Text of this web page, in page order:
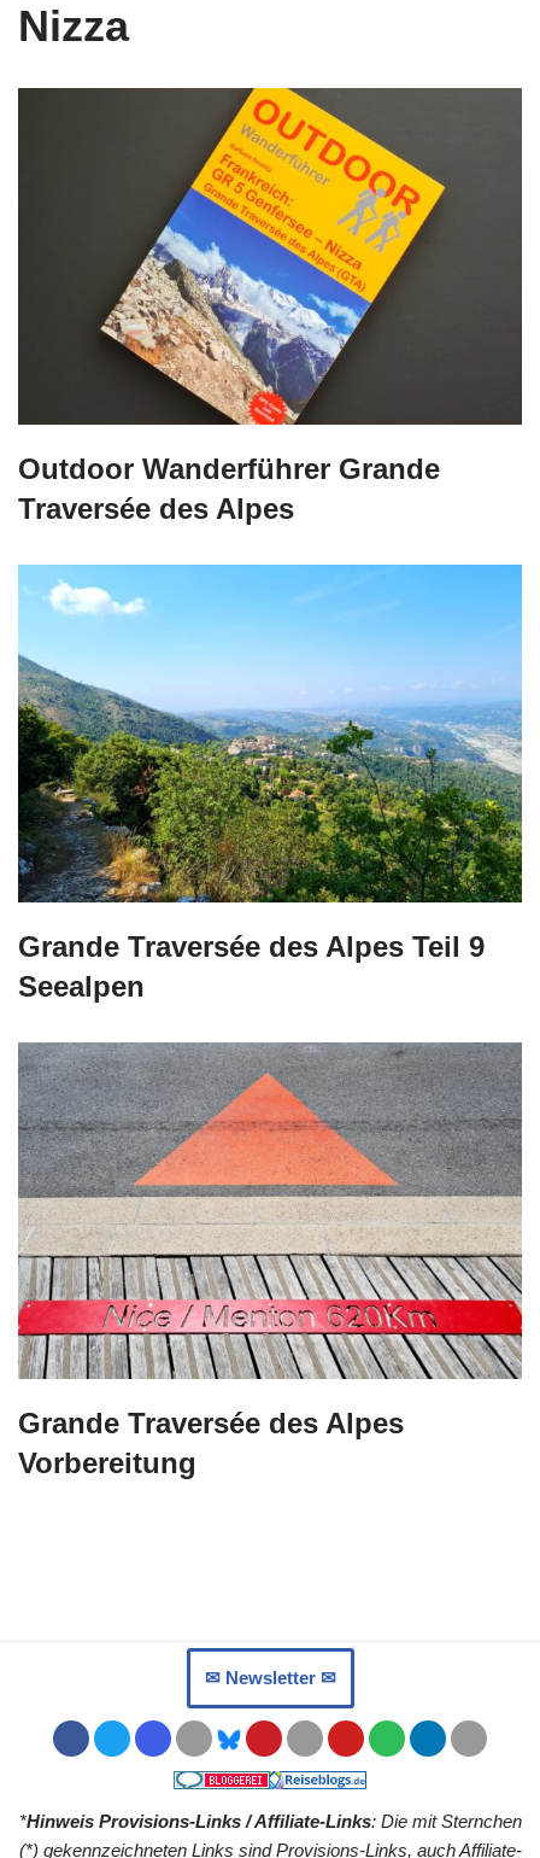
Nizza
Outdoor Wanderführer Grande
Traversée des Alpes
Grande Traversée des Alpes Teil 9
Seealpen
Grande Traversée des Alpes
Vorbereitung
✉︎ Newsletter ✉︎
*Hinweis Provisions-Links / Affiliate-Links: Die mit Sternchen
(*) gekennzeichneten Links sind Provisions-Links, auch Affiliate-